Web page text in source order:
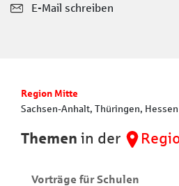
E-Mail schreiben
Region Mitte
Sachsen-Anhalt, Thüringen, Hessen
Themen in der
Vorträge für Schulen